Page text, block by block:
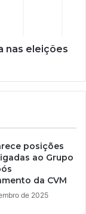
nas eleições
posições
ao Grupo
da CVM
de 2025